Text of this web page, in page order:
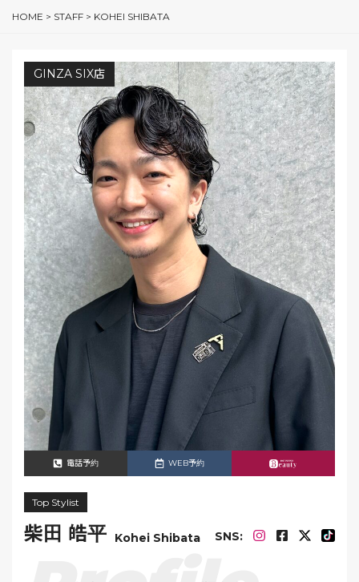
HOME > STAFF > KOHEI SHIBATA
GINZA SIX店
電話予約 WEB予約
Top Stylist
柴田 皓平 Kohei Shibata SNS: